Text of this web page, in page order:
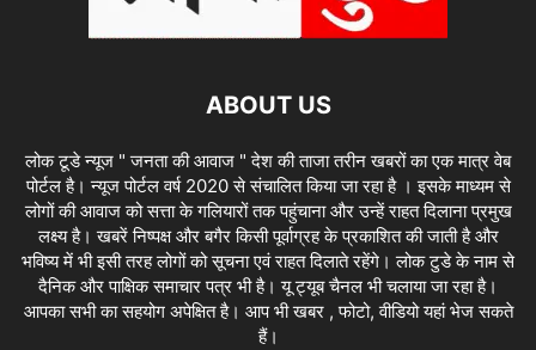
ABOUT US
लोक टूडे न्यूज " जनता की आवाज " देश की ताजा तरीन खबरों का एक मात्र वेब
पोर्टल है। न्यूज पोर्टल वर्ष 2020 से संचालित किया जा रहा है । इसके माध्यम से
लोगों की आवाज को सत्ता के गलियारों तक पहुंचाना और उन्हें राहत दिलाना प्रमुख
लक्ष्य है। खबरें निष्पक्ष और बगैर किसी पूर्वाग्रह के प्रकाशित की जाती है और
भविष्य में भी इसी तरह लोगों को सूचना एवं राहत दिलाते रहेंगे। लोक टुडे के नाम से
दैनिक और पाक्षिक समाचार पत्र भी है। यू ट्यूब चैनल भी चलाया जा रहा है।
आपका सभी का सहयोग अपेक्षित है। आप भी खबर , फोटो, वीडियो यहां भेज सकते
हैं।